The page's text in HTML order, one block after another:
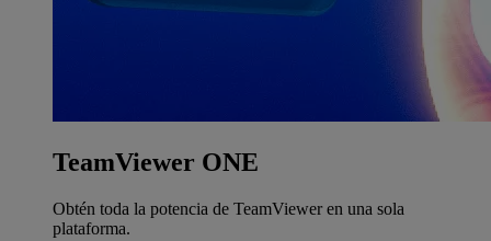
TeamViewer ONE
Obtén toda la potencia de TeamViewer en una sola
plataforma.